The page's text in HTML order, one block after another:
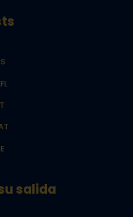
salida